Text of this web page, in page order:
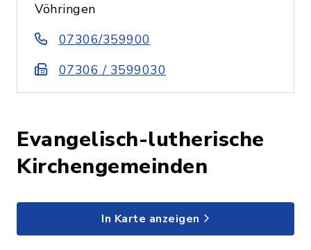
Vöhringen
07306/359900
07306 / 3599030
Evangelisch-lutherische
Kirchengemeinden
In Karte anzeigen